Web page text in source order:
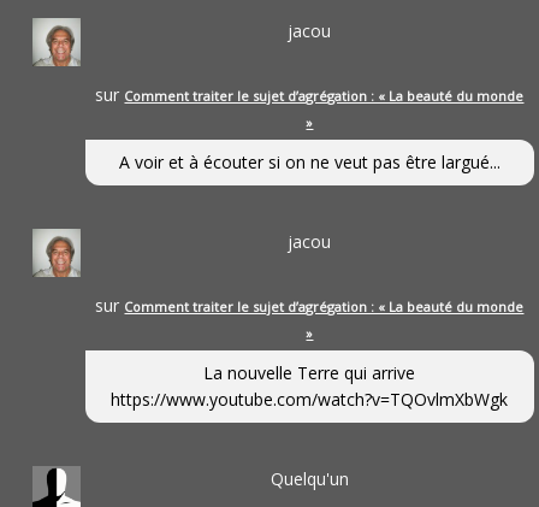
jacou
sur Comment traiter le sujet d’agrégation : « La beauté du monde
»
A voir et à écouter si on ne veut pas être largué...
jacou
sur Comment traiter le sujet d’agrégation : « La beauté du monde
»
La nouvelle Terre qui arrive
https://www.youtube.com/watch?v=TQOvlmXbWgk
Quelqu'un